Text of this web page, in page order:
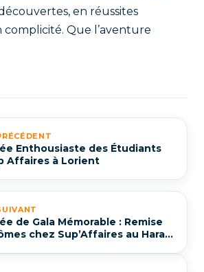
en réussites
Que l’aventure
Enthousiaste des Étudiants
Affaires à Lorient
de Gala Mémorable : Remise
chez Sup’Affaires au Haras